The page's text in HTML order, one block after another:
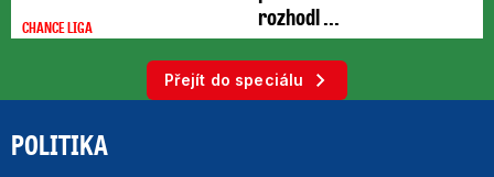
CHANCE LIGA
rozhodl ...
Přejít do speciálu
POLITIKA